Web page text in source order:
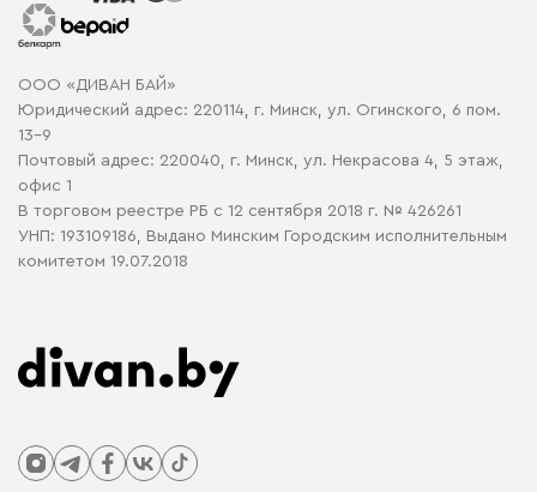
Гарантия
Карта сайта
Политика конфиденциальности
Политика в отношении обработки cookie
ООО «ДИВАН БАЙ»
Юридический адрес: 220114, г. Минск, ул. Огинского, 6 пом.
13-9
Почтовый адрес: 220040, г. Минск, ул. Некрасова 4, 5 этаж,
офис 1
В торговом реестре РБ с 12 сентября 2018 г. № 426261
УНП: 193109186, Выдано Минским Городским исполнительным
комитетом 19.07.2018